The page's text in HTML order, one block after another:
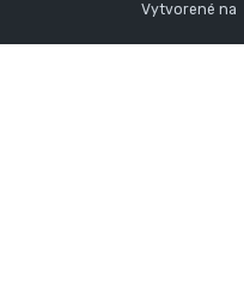
Vytvorené na